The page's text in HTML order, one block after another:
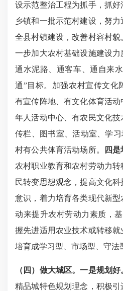
设示范整治工程为抓手，抓
乡镇和一批示范村建设，努
全县村镇建设，改善村容村貌
一步加大农村基础设施建设
通水泥路、通客车、通自来
通”目标。 加强农村宣传文化
有宣传阵地、有文化体育活
年人活动中心、有农民文化
传栏、图书室、活动室、学习
村有公共体育活动场所。
四是
农村职业教育和农村劳动力
民转变思想观念，提高文化科
意识 ，着力培育各类现代新
动来提升农村劳动力素质，
握先进适用农业技术或转移
培育成学习型、市场型、守法
（四）做大城区。一是规划好
精品城特色规划理念，积极引